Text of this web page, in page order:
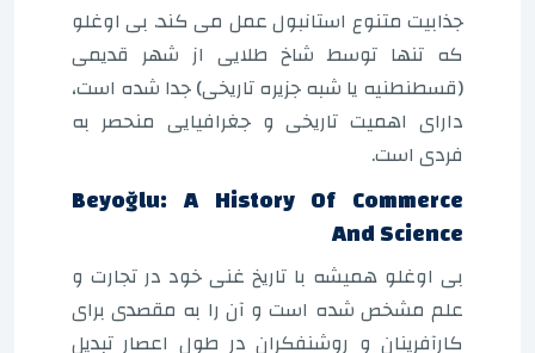
جذابیت متنوع استانبول عمل می کند. بی اوغلو
که تنها توسط شاخ طلایی از شهر قدیمی
(قسطنطنیه یا شبه جزیره تاریخی) جدا شده است،
دارای اهمیت تاریخی و جغرافیایی منحصر به
فردی است.
Beyoğlu: A History Of Commerce
And Science
بی اوغلو همیشه با تاریخ غنی خود در تجارت و
علم مشخص شده است و آن را به مقصدی برای
کارآفرینان و روشنفکران در طول اعصار تبدیل